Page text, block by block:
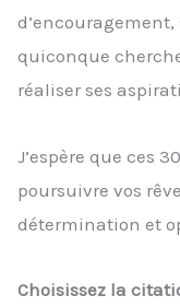
quiconque
réaliser ses
J’espère que ces
poursuivre vos
détermination et
Choisissez la